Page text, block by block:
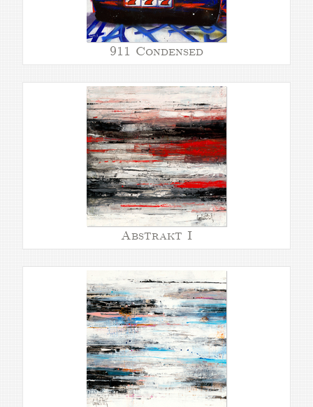
911 Condensed
Abstrakt I